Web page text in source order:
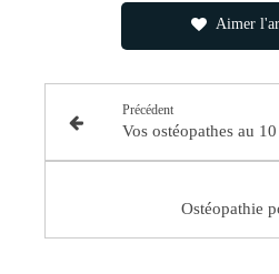
Aimer
Précédent
Ostéopathie